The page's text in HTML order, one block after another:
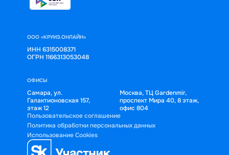
ООО «КРУИЗ.ОНЛАЙН»
ИНН 6315008371
ОГРН 1166313053048
ОФИСЫ
Самара, ул.
Галактионовская 157,
этаж 12
Москва, ТЦ Gardenmir,
проспект Мира 40, 8 этаж,
офис 804
Пользовательское соглашение
Политика обработки персональных данных
Использование Cookies